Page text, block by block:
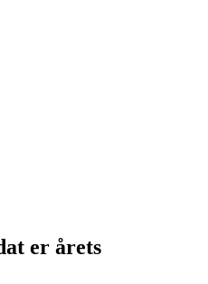
er årets